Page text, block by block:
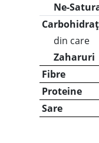
Ne-
din care
Zaharuri
Fibre
Proteine
Sare